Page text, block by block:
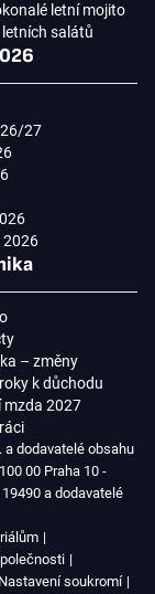
letní mojito
letních salátů
27
2026
– změny
k důchodu
mzda 2027
a dodavatelé obsahu
00 Praha 10 -
a dodavatelé
Nastavení soukromí